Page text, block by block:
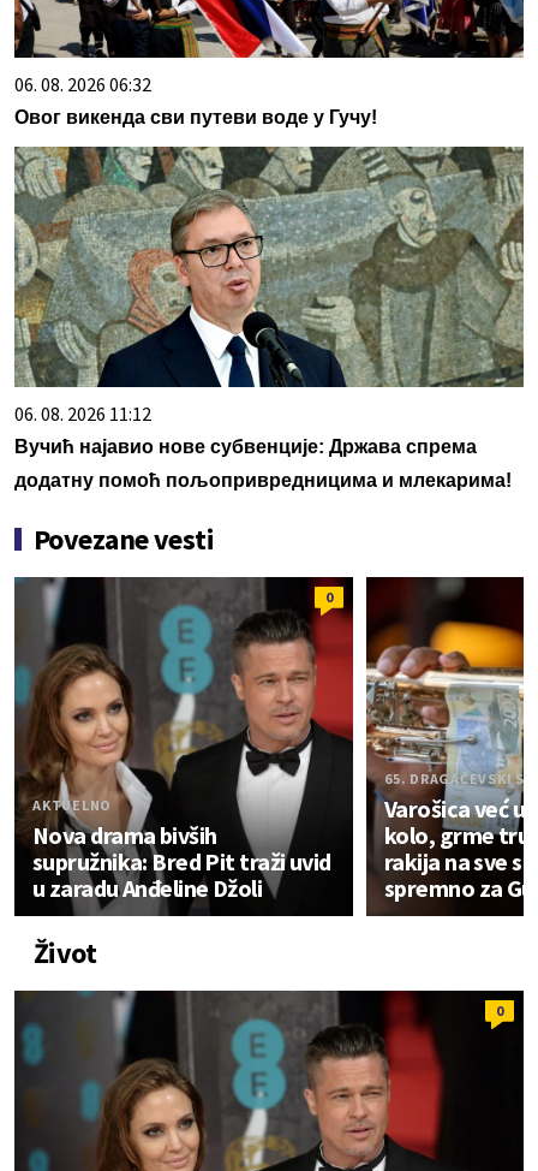
06. 08. 2026 06:32
Овог викенда сви путеви воде у Гучу!
06. 08. 2026 11:12
Вучић најавио нове субвенције: Држава спрема
додатну помоћ пољопривредницима и млекарима!
Povezane vesti
0
AKTUELNO
Nova drama bivših
supružnika: Bred Pit traži uvid
u zaradu Anđeline Džoli
65. DRAGAČEVSKI
Varošica već u
kolo, grme
rakija na sve
spremno za
Život
0